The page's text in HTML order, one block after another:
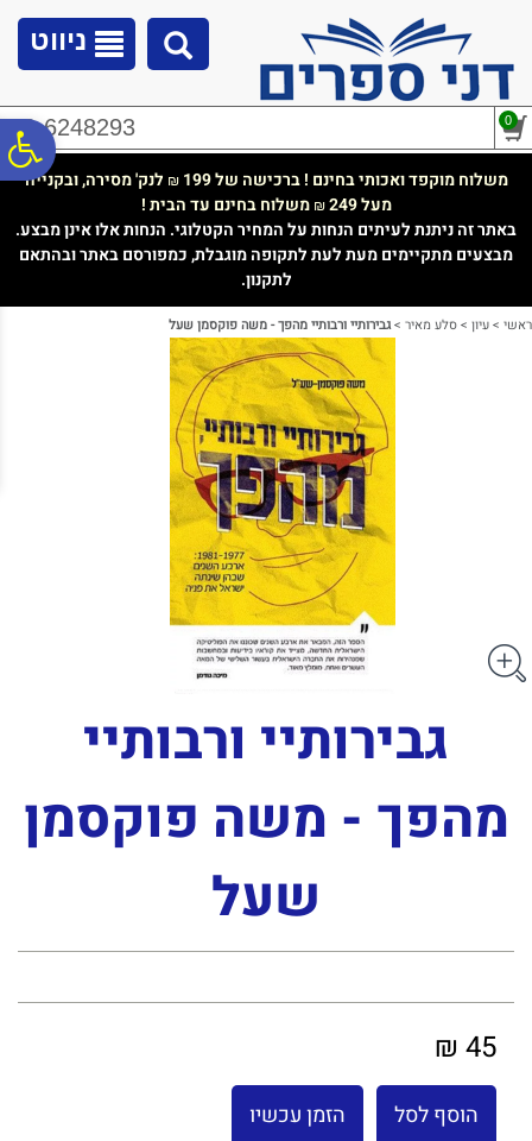
נגישות
ניווט
02-6248293 0
משלוח מוקפד ואכותי בחינם ! ברכישה של 199 ₪ לנק' מסירה, ובקנייה
מעל 249
₪משלוח בחינם עד הבית !
באתר זה ניתנת לעיתים הנחות על המחיר הקטלוגי. הנחות אלו אינן מבצע.
מבצעים מתקיימים מעת לעת לתקופה מוגבלת, כמפורסם באתר ובהתאם
לתקנון.
ראשי >עיון >סלע מאיר >גבירותיי ורבותיי מהפך - משה פוקסמן שעל
גבירותיי ורבותיי
מהפך - משה פוקסמן
שעל
45 ₪
הוסף לסל הזמן עכשיו